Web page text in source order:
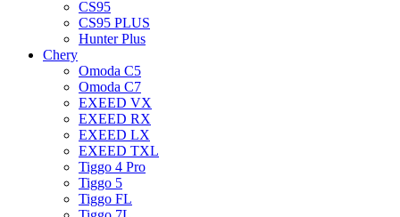
CS95
CS95 PLUS
Hunter Plus
Chery
Omoda C5
Omoda C7
EXEED VX
EXEED RX
EXEED LX
EXEED TXL
Tiggo 4 Pro
Tiggo 5
Tiggo FL